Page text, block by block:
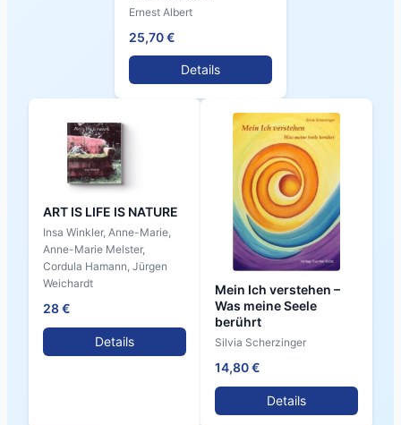
Ernest Albert
25,70 €
Details
ART IS LIFE IS NATURE
Insa Winkler, Anne-Marie,
Anne-Marie Melster,
Cordula Hamann, Jürgen
Weichardt
28 €
Details
Mein Ich verstehen –
Was meine Seele
berührt
Silvia Scherzinger
14,80 €
Details